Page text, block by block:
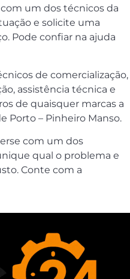
um dos técnicos da
e solicite uma
Pode confiar na ajuda
de comercialização,
assistência técnica e
de quaisquer marcas a
Porto – Pinheiro Manso.
com um dos
qual o problema e
Conte com a